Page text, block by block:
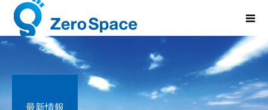
最新情報